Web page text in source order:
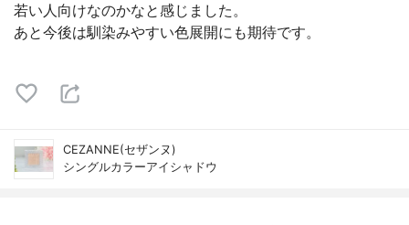
若い人向けなのかなと感じました。
あと今後は馴染みやすい色展開にも期待です。
CEZANNE(セザンヌ)
シングルカラーアイシャドウ